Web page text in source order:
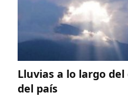
Lluvias a lo largo
del país